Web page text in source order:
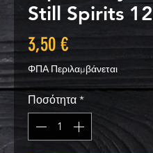
Still Spirits
3,50 €Τιμή
ΦΠΑ Περιλαμβάνεται
Ποσότητα *